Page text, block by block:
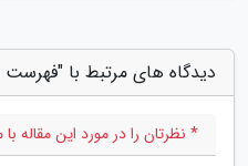
دیدگاه های مرتبط با "فهرست
* نظرتان را در مورد این مقاله با